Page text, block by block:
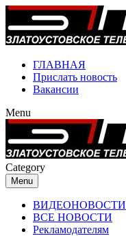
ГЛАВНАЯ
Прислать новость
Вакансии
Menu
Category
Menu
ВИДЕОНОВОСТИ
ВСЕ НОВОСТИ
Рекламодателям